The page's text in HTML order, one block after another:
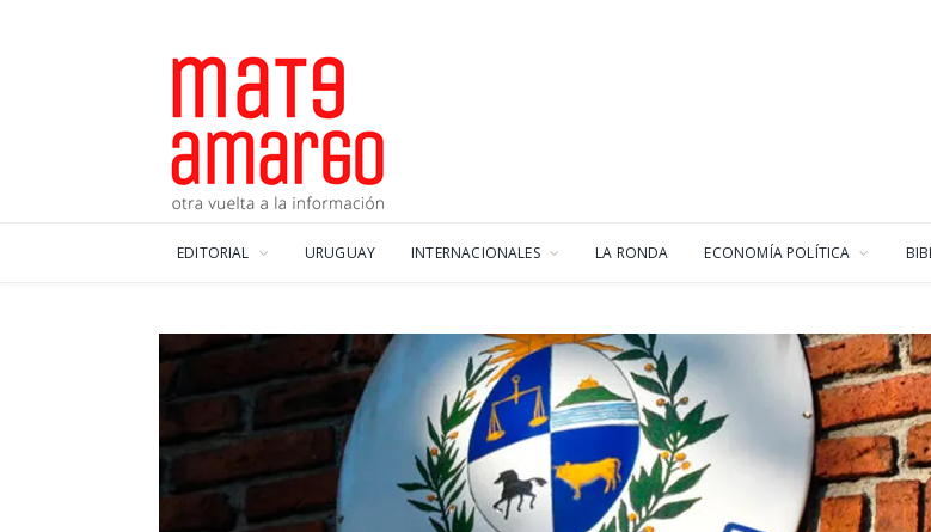
EDITORIAL URUGUAY INTERNACIONALES LA RONDA ECONOMÍA POLÍTICA